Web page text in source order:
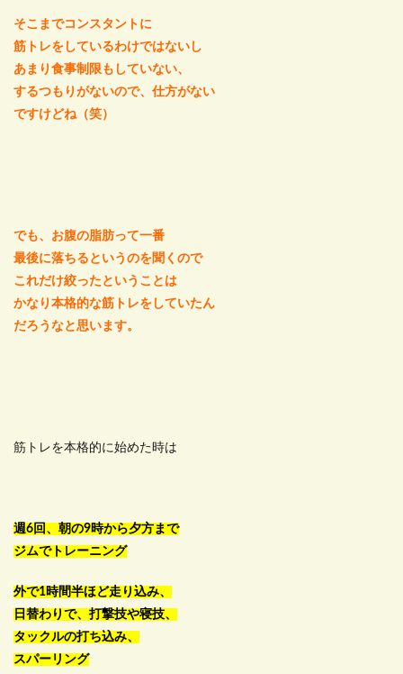
そこまでコンスタントに
筋トレをしているわけではないし
あまり食事制限もしていない、
するつもりがないので、仕方がない
ですけどね（笑）
でも、お腹の脂肪って一番
最後に落ちるというのを聞くので
これだけ絞ったということは
かなり本格的な筋トレをしていたん
だろうなと思います。
筋トレを本格的に始めた時は
週6回、朝の9時から夕方まで
ジムでトレーニング
外で1時間半ほど走り込み、
日替わりで、打撃技や寝技、
タックルの打ち込み、
スパーリング